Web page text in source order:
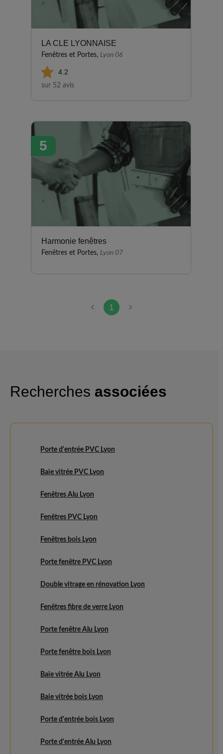
LA CLE LYONNAISE
Fenêtres et Portes, Lyon 06
4.2
sur 52 avis
5
Harmonie fenêtres
Fenêtres et Portes, Lyon 07
1
Recherches associées
Porte d'entrée PVC Lyon
Baie vitrée PVC Lyon
Fenêtres Alu Lyon
Fenêtres PVC Lyon
Fenêtres bois Lyon
Porte fenêtre PVC Lyon
Double vitrage en rénovation Lyon
Fenêtres fibre de verre Lyon
Porte fenêtre Alu Lyon
Porte fenêtre bois Lyon
Baie vitrée Alu Lyon
Baie vitrée bois Lyon
Porte d'entrée bois Lyon
Porte d'entrée Alu Lyon